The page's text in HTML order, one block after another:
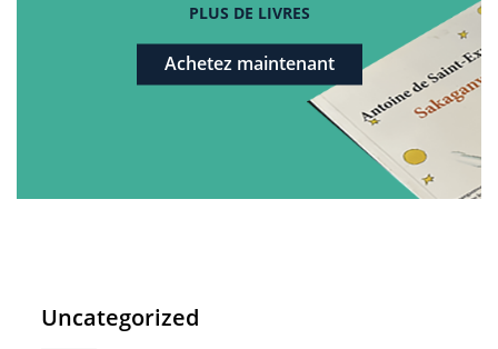
PLUS DE LIVRES
Achetez maintenant
Uncategorized